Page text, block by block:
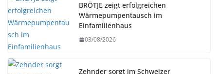
BRÖTJE zeigt erfolgreichen
Wärmepumpentausch im
Einfamilienhaus
03/08/2026
Zehnder sorgt im Schweizer